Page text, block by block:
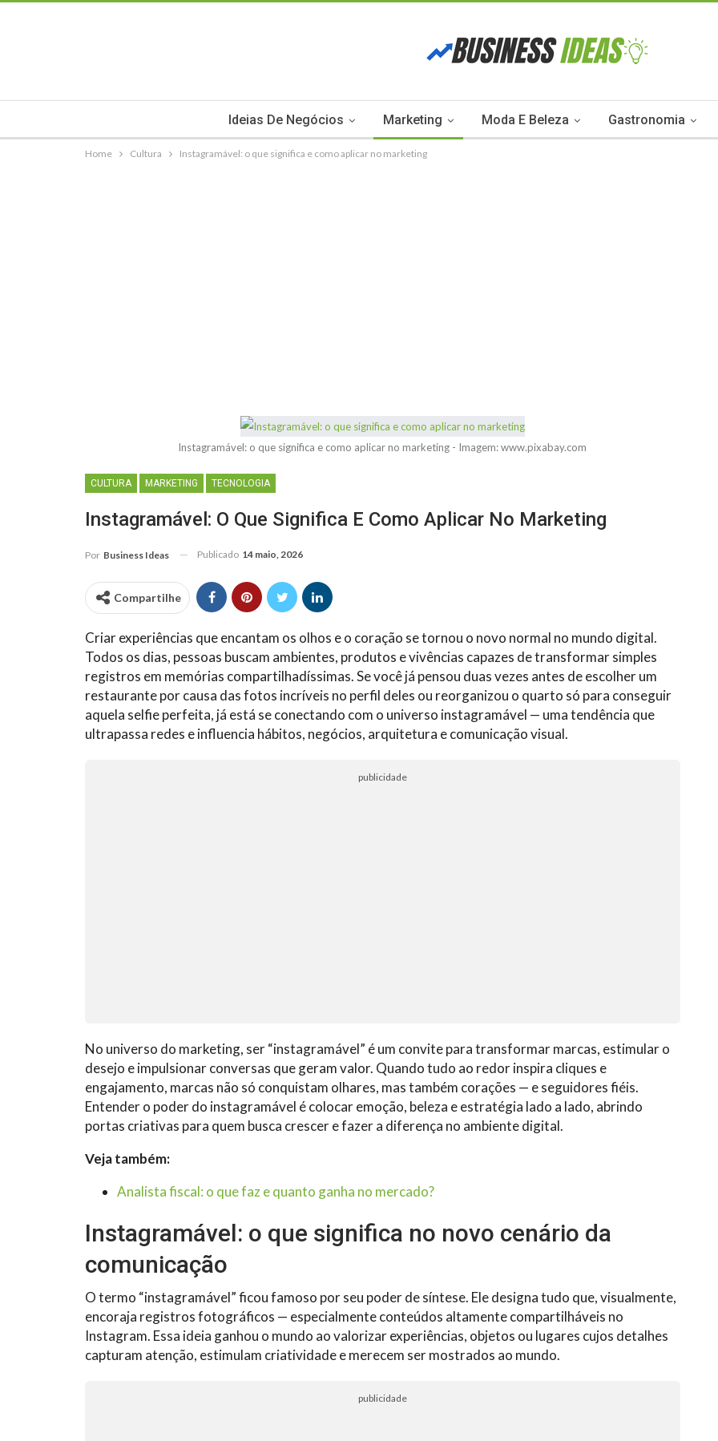
Ideias De Negócios Marketing Moda E Beleza Gastronomia
Home Cultura Instagramável: o que significa e como aplicar no marketing
Instagramável: o que significa e como aplicar no marketing - Imagem: www.pixabay.com
CULTURA MARKETING TECNOLOGIA
Instagramável: O Que Significa E Como Aplicar No Marketing
Por Business Ideas Publicado 14 maio, 2026
Compartilhe
Criar experiências que encantam os olhos e o coração se tornou o novo normal no mundo digital.
Todos os dias, pessoas buscam ambientes, produtos e vivências capazes de transformar simples
registros em memórias compartilhadíssimas. Se você já pensou duas vezes antes de escolher um
restaurante por causa das fotos incríveis no perfil deles ou reorganizou o quarto só para conseguir
aquela selfie perfeita, já está se conectando com o universo instagramável — uma tendência que
ultrapassa redes e influencia hábitos, negócios, arquitetura e comunicação visual.
publicidade
No universo do marketing, ser “instagramável” é um convite para transformar marcas, estimular o
desejo e impulsionar conversas que geram valor. Quando tudo ao redor inspira cliques e
engajamento, marcas não só conquistam olhares, mas também corações — e seguidores fiéis.
Entender o poder do instagramável é colocar emoção, beleza e estratégia lado a lado, abrindo
portas criativas para quem busca crescer e fazer a diferença no ambiente digital.
Veja também:
Analista fiscal: o que faz e quanto ganha no mercado?
Instagramável: o que significa no novo cenário da
comunicação
O termo “instagramável” ficou famoso por seu poder de síntese. Ele designa tudo que, visualmente,
encoraja registros fotográficos — especialmente conteúdos altamente compartilháveis no
Instagram. Essa ideia ganhou o mundo ao valorizar experiências, objetos ou lugares cujos detalhes
capturam atenção, estimulam criatividade e merecem ser mostrados ao mundo.
publicidade